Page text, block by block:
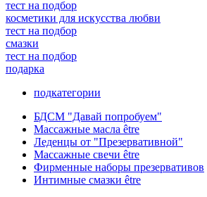
тест на подбор
косметики для искусства любви
тест на подбор
смазки
тест на подбор
подарка
подкатегории
БДСМ "Давай попробуем"
Массажные масла être
Леденцы от "Презервативной"
Массажные свечи être
Фирменные наборы презервативов
Интимные смазки être